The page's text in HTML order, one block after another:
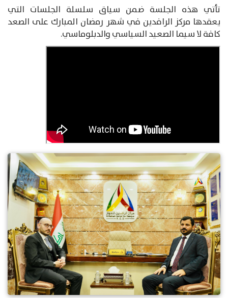
تأتي هذه الجلسة ضمن سياق سلسلة الجلسات التي
يعقدها مركز الرافدين في شهر رمضان المبارك على الصعد
كافة لا سيما الصعيد السياسي والدبلوماسي.